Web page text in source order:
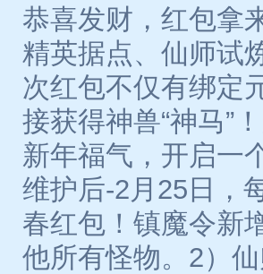
恭喜发财，红包拿
精英据点、仙师试
次红包不仅有绑定
接获得神兽“神马”
新年福气，开启一
维护后-2月25日，
春红包！镇魔令新
他所有怪物。2）